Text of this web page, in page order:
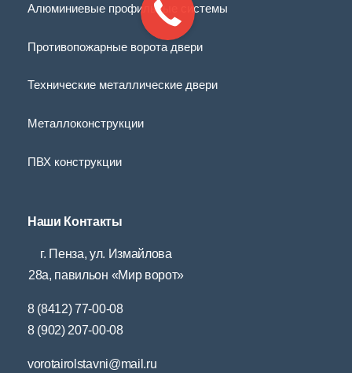
Алюминиевые профильные системы
Противопожарные ворота двери
Технические металлические двери
Металлоконструкции
ПВХ конструкции
Наши Контакты
г. Пенза, ул. Измайлова
28а, павильон «Мир ворот»
8 (8412) 77-00-08
8 (902) 207-00-08
vorotairolstavni@mail.ru